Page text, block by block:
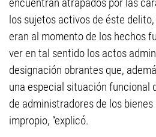
los sujetos activos de éste
eran al momento de los hechos
ver en tal sentido los actos
designación obrantes que,
una especial situación funcional
de administradores de los
impropio, “explicó.